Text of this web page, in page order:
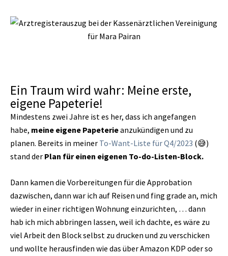
Ein Traum wird wahr: Meine erste,
eigene Papeterie!
Mindestens zwei Jahre ist es her, dass ich angefangen
habe, meine eigene Papeterieanzukündigen und zu
planen. Bereits in meiner To-Want-Liste für Q4/2023 (😅)
stand der Plan für einen eigenen To-do-Listen-Block.
Dann kamen die Vorbereitungen für die Approbation
dazwischen, dann war ich auf Reisen und fing grade an, mich
wieder in einer richtigen Wohnung einzurichten, … dann
hab ich mich abbringen lassen, weil ich dachte, es wäre zu
viel Arbeit den Block selbst zu drucken und zu verschicken
und wollte herausfinden wie das über Amazon KDP oder so